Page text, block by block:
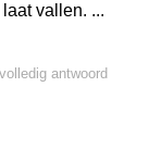
vallen. ...
antwoord